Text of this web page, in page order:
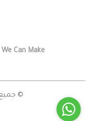
Can Make
©